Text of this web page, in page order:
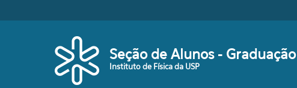
Seção de Alunos - Graduação
Instituto de Física da USP